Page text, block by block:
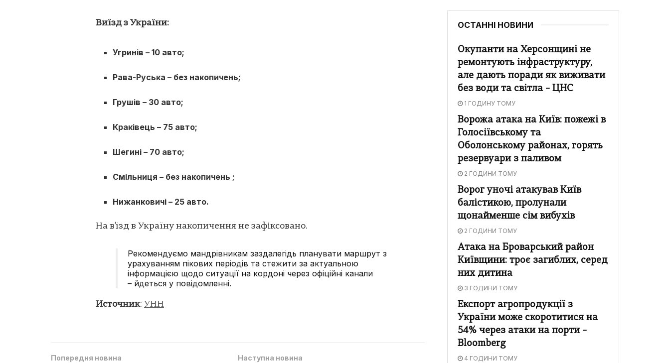
Виїзд з України:
Угринів – 10 авто;
Рава-Руська – без накопичень;
Грушів – 30 авто;
Краківець – 75 авто;
Шегині – 70 авто;
Смільниця – без накопичень ;
Нижанковичі – 25 авто.
На в’їзд в Україну накопичення не зафіксовано.
Рекомендуємо мандрівникам заздалегідь планувати маршрут з
урахуванням пікових періодів та стежити за актуальною
інформацією щодо ситуації на кордоні через офіційні канали
– йдеться у повідомленні.
Источник: УНН
Попередня новина Наступна новина
ОСТАННІ НОВИНИ
Окупанти на Херсонщині не
ремонтують інфраструктуру,
але дають поради як виживати
без води та світла – ЦНС
1 ГОДИНУ ТОМУ
Ворожа атака на Київ: пожежі в
Голосіївському та
Оболонському районах, горять
резервуари з паливом
2 ГОДИНИ ТОМУ
Ворог уночі атакував Київ
балістикою, пролунали
щонайменше сім вибухів
2 ГОДИНИ ТОМУ
Атака на Броварський район
Київщини: троє загиблих, серед
них дитина
3 ГОДИНИ ТОМУ
Експорт агропродукції з
України може скоротитися на
54% через атаки на порти –
Bloomberg
4 ГОДИНИ ТОМУ